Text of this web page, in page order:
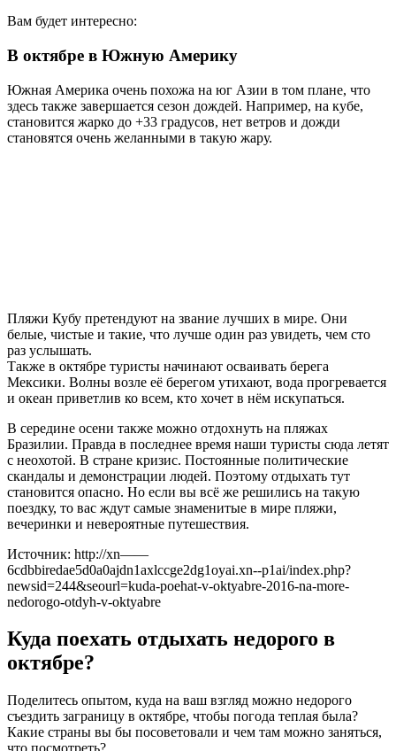
Вам будет интересно:
В октябре в Южную Америку
Южная Америка очень похожа на юг Азии в том плане, что
здесь также завершается сезон дождей. Например, на кубе,
становится жарко до +33 градусов, нет ветров и дожди
становятся очень желанными в такую жару.
Пляжи Кубу претендуют на звание лучших в мире. Они
белые, чистые и такие, что лучше один раз увидеть, чем сто
раз услышать.
Также в октябре туристы начинают осваивать берега
Мексики. Волны возле её берегом утихают, вода прогревается
и океан приветлив ко всем, кто хочет в нём искупаться.
В середине осени также можно отдохнуть на пляжах
Бразилии. Правда в последнее время наши туристы сюда летят
с неохотой. В стране кризис. Постоянные политические
скандалы и демонстрации людей. Поэтому отдыхать тут
становится опасно. Но если вы всё же решились на такую
поездку, то вас ждут самые знаменитые в мире пляжи,
вечеринки и невероятные путешествия.
Источник: http://xn——
6cdbbiredae5d0a0ajdn1axlccge2dg1oyai.xn--p1ai/index.php?
newsid=244&seourl=kuda-poehat-v-oktyabre-2016-na-more-
nedorogo-otdyh-v-oktyabre
Куда поехать отдыхать недорого в
октябре?
Поделитесь опытом, куда на ваш взгляд можно недорого
съездить заграницу в октябре, чтобы погода теплая была?
Какие страны вы бы посоветовали и чем там можно заняться,